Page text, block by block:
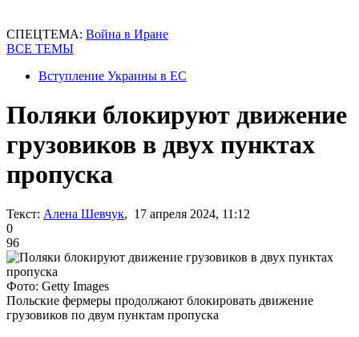
СПЕЦТЕМА: Война в Иране
ВСЕ ТЕМЫ
Вступление Украины в ЕС
Поляки блокируют движение
грузовиков в двух пунктах
пропуска
Текст: Алена Шевчук, 17 апреля 2024, 11:12
0
96
Фото: Getty Images
Польские фермеры продолжают блокировать движение
грузовиков по двум пунктам пропуска